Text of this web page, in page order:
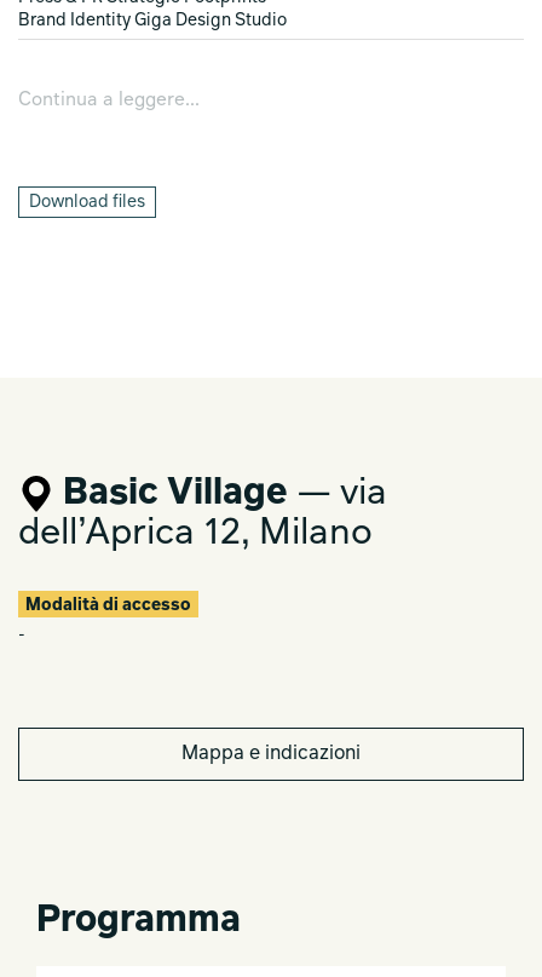
Brand Identity Giga Design Studio
Continua a leggere...
Download files
Basic Village — via
dell’Aprica 12, Milano
Modalità di accesso
-
Mappa e indicazioni
Programma